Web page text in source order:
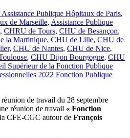
Publique Hôpitaux de Paris,
de Marseille, Assistance Publique
, CHRU de Tours, CHU de Besançon,
la Martinique, CHU de Lille, CHU de
, CHU de Nantes, CHU de Nice,
, CHU Dijon Bourgogne, CHU
Supérieur de la Fonction Publique
2022 Fonction Publique
de travail du 28 septembre
réunion de travail « Fonction
CFE-CGC autour de François